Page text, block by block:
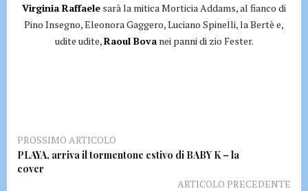
Virginia Raffaele sarà la mitica Morticia Addams, al fianco di
Pino Insegno, Eleonora Gaggero, Luciano Spinelli, la Bertè e,
udite udite,Raoul Bovanei panni di zio Fester.
PROSSIMO ARTICOLO
PLAYA, arriva il tormentone estivo di BABY K – la
cover
ARTICOLO PRECEDENTE